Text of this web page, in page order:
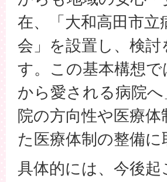
在、「大和高田市立
会」を設置し、検
す。この基本構想
から愛される病院
院の方向性や医療
た医療体制の整備
具体的には、今後